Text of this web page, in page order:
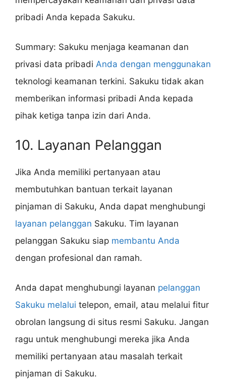
pribadi Anda kepada Sakuku.
Summary: Sakuku menjaga keamanan dan
privasi data pribadi Anda dengan menggunakan
teknologi keamanan terkini. Sakuku tidak akan
memberikan informasi pribadi Anda kepada
pihak ketiga tanpa izin dari Anda.
10. Layanan Pelanggan
Jika Anda memiliki pertanyaan atau
membutuhkan bantuan terkait layanan
pinjaman di Sakuku, Anda dapat menghubungi
layanan pelanggan Sakuku. Tim layanan
pelanggan Sakuku siap membantu Anda
dengan profesional dan ramah.
Anda dapat menghubungi layanan pelanggan
Sakuku melalui telepon, email, atau melalui fitur
obrolan langsung di situs resmi Sakuku. Jangan
ragu untuk menghubungi mereka jika Anda
memiliki pertanyaan atau masalah terkait
pinjaman di Sakuku.